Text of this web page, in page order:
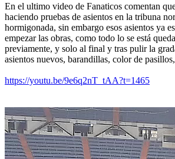
En el ultimo video de Fanaticos comentan
haciendo pruebas de asientos en la tribuna
hormigonada, sin embargo esos asientos ya
empezar las obras, como todo lo se está
previamente, y solo al final y tras pulir la
asientos nuevos, barandillas, color de
https://youtu.be/9e6q2nT_tAA?t=1465